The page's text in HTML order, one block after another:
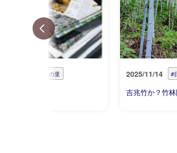
#日本唯一虎竹の里 2025/11/14 #
吉兆竹か？竹